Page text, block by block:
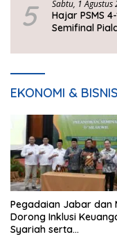
5 Sabtu, 1
Hajar PSMS
Semifinal
EKONOMI & BISNIS
Pegadaian Jabar dan
Dorong Inklusi
Syariah serta